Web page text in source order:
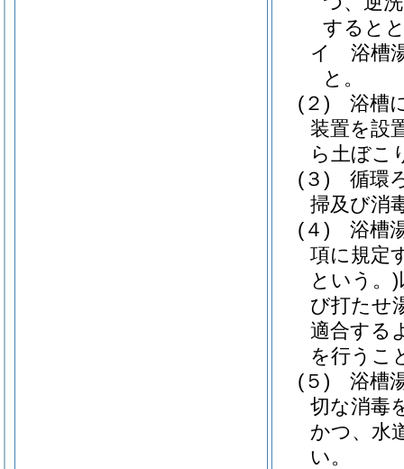
すると
イ
浴槽
と。
(２)
浴槽
装置を設
ら土ぼこ
(３)
循環
掃及び消
(４)
浴槽
項に規定
という。)
び打たせ
適合する
を行うこ
(５)
浴槽
切な消毒
かつ、水
い。